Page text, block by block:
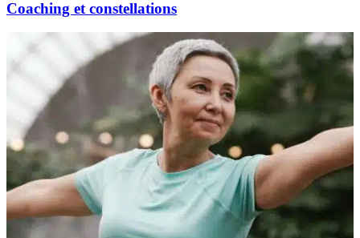
Coaching et constellations